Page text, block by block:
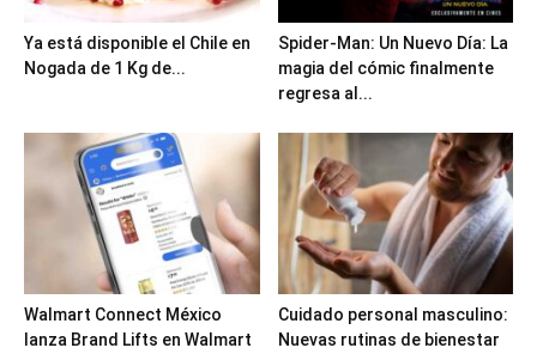
Ya está disponible el Chile en
Nogada de 1 Kg de...
Spider-Man: Un Nuevo Día: La
magia del cómic finalmente
regresa al...
Walmart Connect México
lanza Brand Lifts en Walmart
Cuidado personal masculino:
Nuevas rutinas de bienestar